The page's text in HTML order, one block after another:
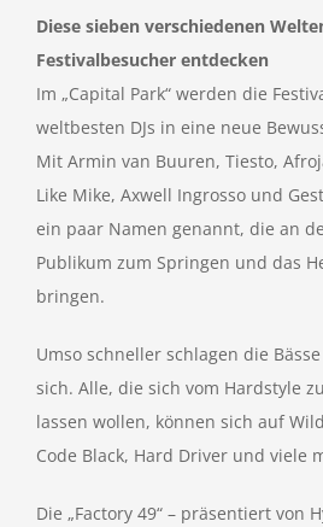
Diese sieben verschiedenen
Festivalbesucher entdecken
Im „Capital Park“ werden die
weltbesten DJs in eine neue
Mit Armin van Buuren, Tiesto,
Like Mike, Axwell Ingrosso und
ein paar Namen genannt, die an
Publikum zum Springen und das
bringen.
Umso schneller schlagen die
sich. Alle, die sich vom Hardstyle
lassen wollen, können sich auf
Code Black, Hard Driver und viele
Die „Factory 49“ – präsentiert von